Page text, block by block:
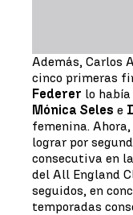
Además, Carlos
cinco primeras
Federer lo
Mónica Seles e
femenina.
lograr por
consecutiva en
del All England
seguidos, en
temporadas